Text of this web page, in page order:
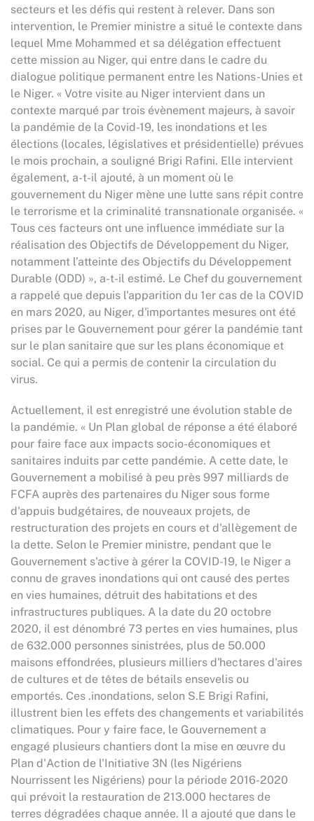
secteurs et les défis qui restent à relever. Dans son
intervention, le Premier ministre a situé le contexte dans
lequel Mme Mohammed et sa délégation effectuent
cette mission au Niger, qui entre dans le cadre du
dialogue politique permanent entre les Nations-Unies et
le Niger. « Votre visite au Niger intervient dans un
contexte marqué par trois évènement majeurs, à savoir
la pandémie de la Covid-19, les inondations et les
élections (locales, législatives et présidentielle) prévues
le mois prochain, a souligné Brigi Rafini. Elle intervient
également, a-t-il ajouté, à un moment où le
gouvernement du Niger mène une lutte sans répit contre
le terrorisme et la criminalité transnationale organisée. «
Tous ces facteurs ont une influence immédiate sur la
réalisation des Objectifs de Développement du Niger,
notamment l’atteinte des Objectifs du Développement
Durable (ODD) », a-t-il estimé. Le Chef du gouvernement
a rappelé que depuis l'apparition du 1er cas de la COVID
en mars 2020, au Niger, d'importantes mesures ont été
prises par le Gouvernement pour gérer la pandémie tant
sur le plan sanitaire que sur les plans économique et
social. Ce qui a permis de contenir la circulation du
virus.
Actuellement, il est enregistré une évolution stable de
la pandémie. « Un Plan global de réponse a été élaboré
pour faire face aux impacts socio-économiques et
sanitaires induits par cette pandémie. A cette date, le
Gouvernement a mobilisé à peu près 997 milliards de
FCFA auprès des partenaires du Niger sous forme
d'appuis budgétaires, de nouveaux projets, de
restructuration des projets en cours et d'allègement de
la dette. Selon le Premier ministre, pendant que le
Gouvernement s'active à gérer la COVID-19, le Niger a
connu de graves inondations qui ont causé des pertes
en vies humaines, détruit des habitations et des
infrastructures publiques. A la date du 20 octobre
2020, il est dénombré 73 pertes en vies humaines, plus
de 632.000 personnes sinistrées, plus de 50.000
maisons effondrées, plusieurs milliers d'hectares d'aires
de cultures et de têtes de bétails ensevelis ou
emportés. Ces .inondations, selon S.E Brigi Rafini,
illustrent bien les effets des changements et variabilités
climatiques. Pour y faire face, le Gouvernement a
engagé plusieurs chantiers dont la mise en œuvre du
Plan d'Action de l'Initiative 3N (les Nigériens
Nourrissent les Nigériens) pour la période 2016-2020
qui prévoit la restauration de 213.000 hectares de
terres dégradées chaque année. Il a ajouté que dans le